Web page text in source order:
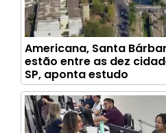
Americana, Santa
estão entre as dez
SP, aponta estudo